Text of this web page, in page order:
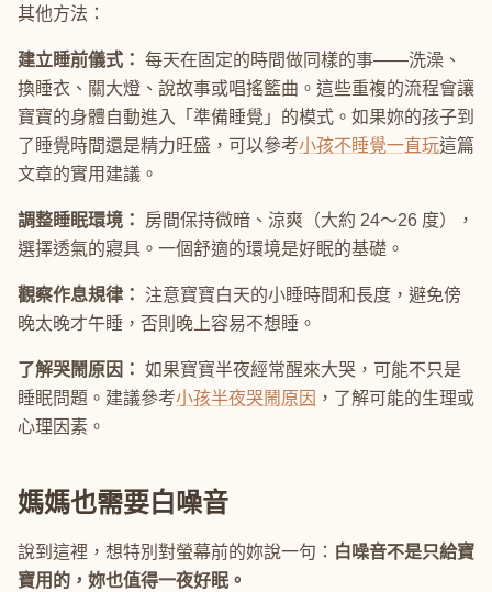
其他方法：
建立睡前儀式： 每天在固定的時間做同樣的事——洗澡、
換睡衣、關大燈、說故事或唱搖籃曲。這些重複的流程會讓
寶寶的身體自動進入「準備睡覺」的模式。如果妳的孩子到
了睡覺時間還是精力旺盛，可以參考小孩不睡覺一直玩這篇
文章的實用建議。
調整睡眠環境：
房間保持微暗、涼爽（大約 24～26 度），
選擇透氣的寢具。一個舒適的環境是好眠的基礎。
觀察作息規律：
注意寶寶白天的小睡時間和長度，避免傍
晚太晚才午睡，否則晚上容易不想睡。
了解哭鬧原因： 如果寶寶半夜經常醒來大哭，可能不只是
睡眠問題。建議參考小孩半夜哭鬧原因 ，了解可能的生理或
心理因素。
媽媽也需要白噪音
說到這裡，想特別對螢幕前的妳說一句： 白噪音不是只給寶
寶用的，妳也值得一夜好眠。